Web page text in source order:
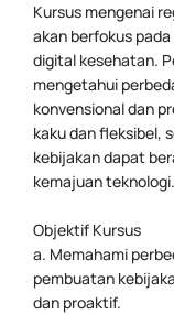
Kursus mengenai
akan berfokus
digital kesehatan.
mengetahui
konvensional dan
kaku dan fleksibel,
kebijakan dapat
kemajuan teknologi.
Objektif Kursus
a. Memahami
pembuatan
dan proaktif.